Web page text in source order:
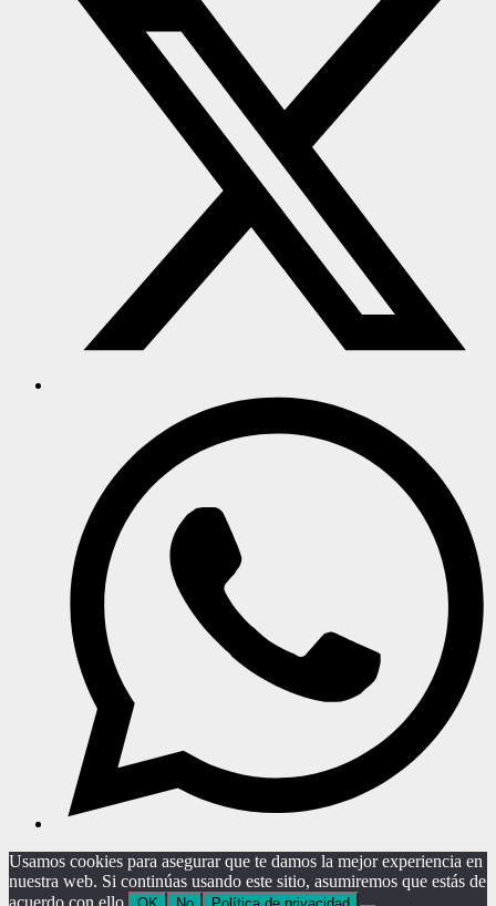
Usamos cookies para asegurar que te damos la mejor experiencia en
nuestra web. Si continúas usando este sitio, asumiremos que estás de
acuerdo con ello.